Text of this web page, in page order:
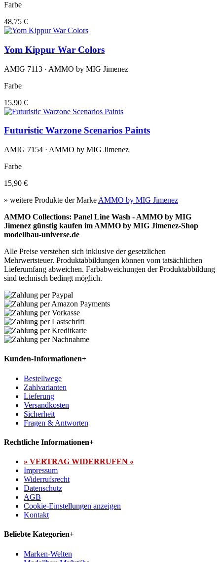
Farbe
48,75 €
Yom Kippur War Colors
AMIG 7113 · AMMO by MIG Jimenez
Farbe
15,90 €
Futuristic Warzone Scenarios Paints
AMIG 7154 · AMMO by MIG Jimenez
Farbe
15,90 €
» weitere Produkte der Marke AMMO by MIG Jimenez
AMMO Collections: Panel Line Wash - AMMO by MIG
Jimenez günstig kaufen im AMMO by MIG Jimenez-Shop
modellbau-universe.de
Alle Preise verstehen sich inklusive der gesetzlichen
Mehrwertsteuer. Produktabbildungen können vom tatsächlichen
Lieferumfang abweichen. Farbabweichungen der Produktabbildung
sind technisch bedingt möglich.
Kunden-Informationen+
Bestellwege
Zahlvarianten
Lieferung
Versandkosten
Sicherheit
Fragen & Antworten
Rechtliche Informationen+
» VERTRAG WIDERRUFEN «
Impressum
Widerrufsrecht
Datenschutz
AGB
Cookie-Einstellungen anzeigen
Kontakt
Beliebte Kategorien+
Marken-Welten